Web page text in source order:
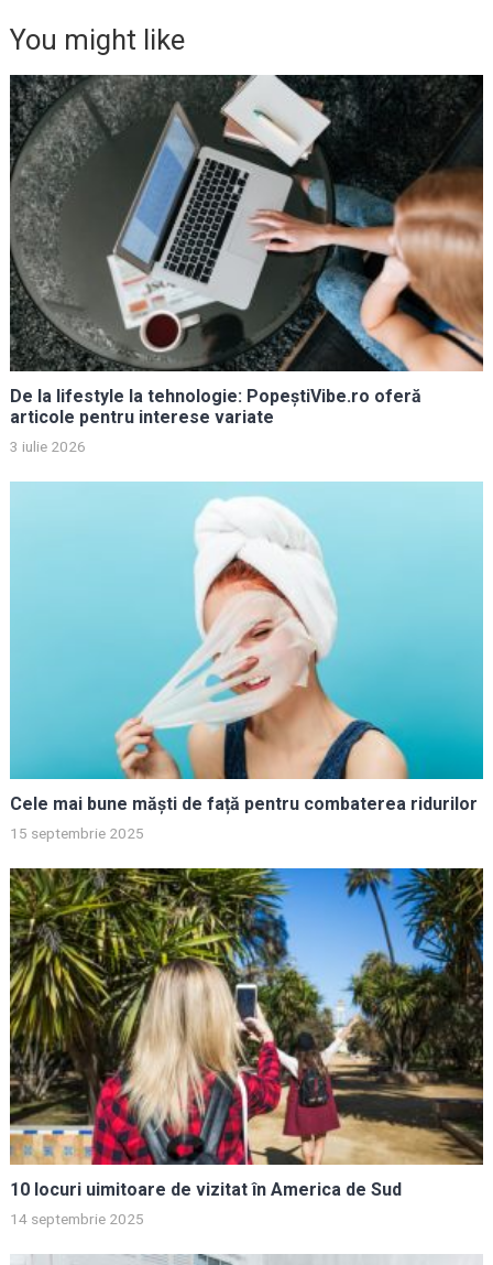
You might like
De la lifestyle la tehnologie: PopeștiVibe.ro oferă
articole pentru interese variate
3 iulie 2026
Cele mai bune măști de față pentru combaterea ridurilor
15 septembrie 2025
10 locuri uimitoare de vizitat în America de Sud
14 septembrie 2025